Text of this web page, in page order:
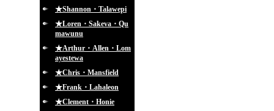
★Shannon・Talawepi
★Loren・Sakeva・Qu
mawunu
★Arthur・Allen・Lom
ayestewa
★Chris・Mansfield
★Frank・Lahaleon
★Clement・Honie